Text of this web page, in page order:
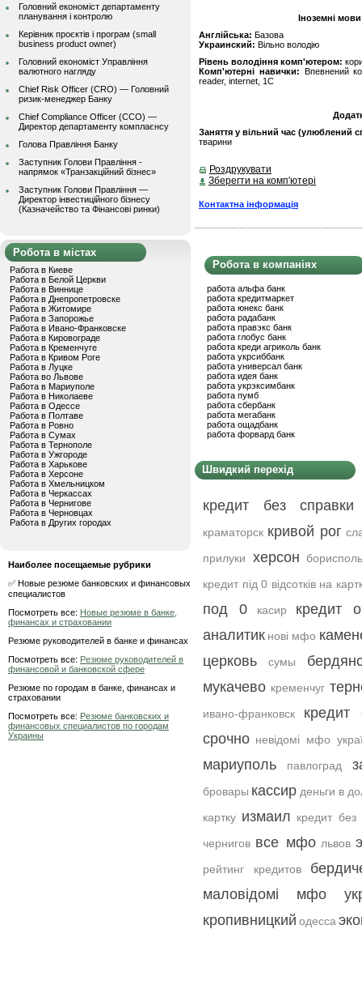
Головний економіст департаменту
планування і контролю
Керівник проєктів і програм (small
business product owner)
Головний економіст Управління
валютного нагляду
Chief Risk Officer (CRO) — Головний
ризик-менеджер Банку
Chief Compliance Officer (CCO) —
Директор департаменту комплаєнсу
Голова Правління Банку
Заступник Голови Правління -
напрямок «Транзакційний бізнес»
Заступник Голови Правління —
Директор інвестиційного бізнесу
(Казначейство та Фінансові ринки)
Робота в містах
Работа в Киеве
Работа в Белой Церкви
Работа в Виннице
Работа в Днепропетровске
Работа в Житомире
Работа в Запорожье
Работа в Ивано-Франковске
Работа в Кировограде
Работа в Кременчуге
Работа в Кривом Роге
Работа в Луцке
Работа во Львове
Работа в Мариуполе
Работа в Николаеве
Работа в Одессе
Работа в Полтаве
Работа в Ровно
Работа в Сумах
Работа в Тернополе
Работа в Ужгороде
Работа в Харькове
Работа в Херсоне
Работа в Хмельницком
Работа в Черкассах
Работа в Чернигове
Работа в Черновцах
Работа в Других городах
Наиболее посещаемые рубрики
✅ Новые резюме банковских и финансовых
специалистов
Посмотреть все: Новые резюме в банке,
финансах и страховании
Резюме руководителей в банке и финансах
Посмотреть все: Резюме руководителей в
финансовой и банковской сфере
Резюме по городам в банке, финансах и
страховании
Посмотреть все: Резюме банковских и
финансовых специалистов по городам
Украины
Іноземні
Англійська: Базова
Украинский: Вільно володію
Рівень володіння комп'ютером:
Комп'ютерні навички: Впевнений
reader, internet, 1С
Заняття у вільний час (улюблений
тварини
Роздрукувати
Зберегти на комп'ютері
Контактна інформація
Робота в компаніях
работа альфа банк
работа кредитмаркет
работа юнекс банк
работа радабанк
работа правэкс банк
работа глобус банк
работа креди агриколь банк
работа укрсиббанк
работа универсал банк
работа идея банк
работа укрэксимбанк
работа пумб
работа сбербанк
работа мегабанк
работа ощадбанк
работа форвард банк
Швидкий перехід
кредит без
краматорск кривой рог
прилуки
херсон
кредит під 0 відсотків на
под 0 касир
кредит
аналитик нові мфо
церковь
сумы
мукачево кременчуг
ивано-франковск
кредит
срочно невідомі мфо
мариуполь павлоград
бровары кассир деньги в
картку измаил кредит без
чернигов все мфо львов
рейтинг кредитов
маловідомі мфо
кропивницкий одесса